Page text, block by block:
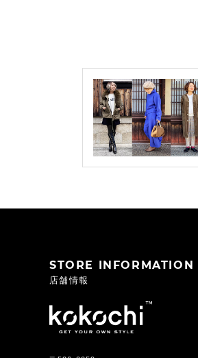
STORE INFORMATION
店舗情報